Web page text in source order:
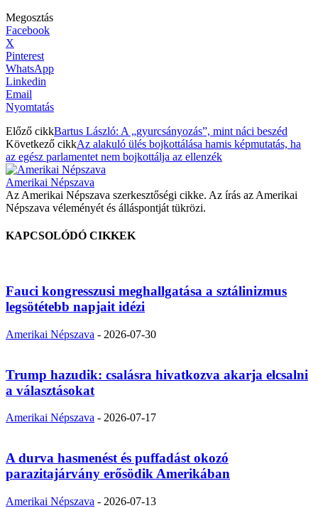
Megosztás
Facebook
X
Pinterest
WhatsApp
Linkedin
Email
Nyomtatás
Előző cikkBartus László: A „gyurcsányozás”, mint náci beszéd
Következő cikkAz alakuló ülés bojkottálása hamis képmutatás, ha
az egész parlamentet nem bojkottálja az ellenzék
Amerikai Népszava
Az Amerikai Népszava szerkesztőségi cikke. Az írás az Amerikai
Népszava véleményét és álláspontját tükrözi.
KAPCSOLÓDÓ CIKKEK
Fauci kongresszusi meghallgatása a sztálinizmus
legsötétebb napjait idézi
Amerikai Népszava - 2026-07-30
Trump hazudik: csalásra hivatkozva akarja elcsalni
a választásokat
Amerikai Népszava - 2026-07-17
A durva hasmenést és puffadást okozó
parazitajárvány erősödik Amerikában
Amerikai Népszava - 2026-07-13